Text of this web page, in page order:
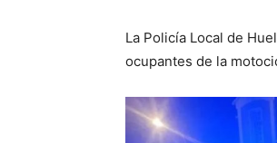
La Policía Local de
ocupantes de la